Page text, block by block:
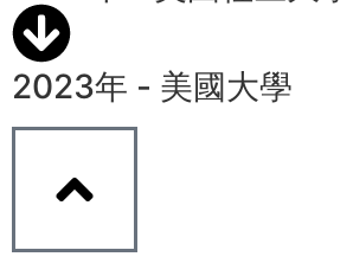
2023年 - 美國大學